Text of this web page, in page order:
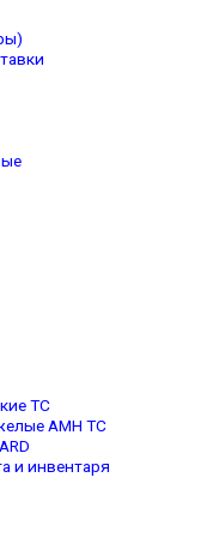
TC
AMH TC
и инвентаря